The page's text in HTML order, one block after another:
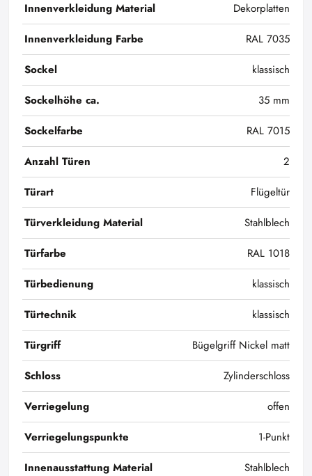
Innenverkleidung Material
Dekorplatten
Innenverkleidung Farbe
RAL 7035
Sockel
klassisch
Sockelhöhe ca.
35 mm
Sockelfarbe
RAL 7015
Anzahl Türen
2
Türart
Flügeltür
Türverkleidung Material
Stahlblech
Türfarbe
RAL 1018
Türbedienung
klassisch
Türtechnik
klassisch
Türgriff
Bügelgriff Nickel matt
Schloss
Zylinderschloss
Verriegelung
offen
Verriegelungspunkte
1-Punkt
Innenausstattung Material
Stahlblech